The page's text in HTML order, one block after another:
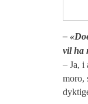
–
vil ha
– Ja, i
moro,